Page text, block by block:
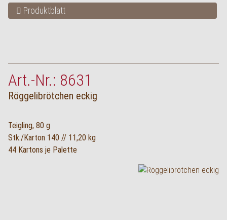
Produktblatt
Art.-Nr.: 8631
Röggelibrötchen eckig
Teigling, 80 g
Stk./Karton 140 // 11,20 kg
44 Kartons je Palette